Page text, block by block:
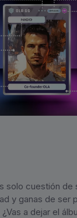
solo cuestión de
y ganas de ser
a dejar el